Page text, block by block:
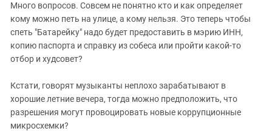
Ростовская область
Северная Осетия - Алания
СКФО
Ставропольский край
Чечня
Южная Осетия
Южный Кавказ
Много вопросов. Совсем не понятно кто и как определяет
кому можно петь на улице, а кому нельзя. Это теперь чтобы
спеть "Батарейку" надо будет предоставить в мэрию ИНН,
копию паспорта и справку из собеса или пройти какой-то
отбор и худсовет?
Кстати, говорят музыканты неплохо зарабатывают в
хорошие летние вечера, тогда можно предположить, что
разрешения могут провоцировать новые коррупционные
микросхемки?